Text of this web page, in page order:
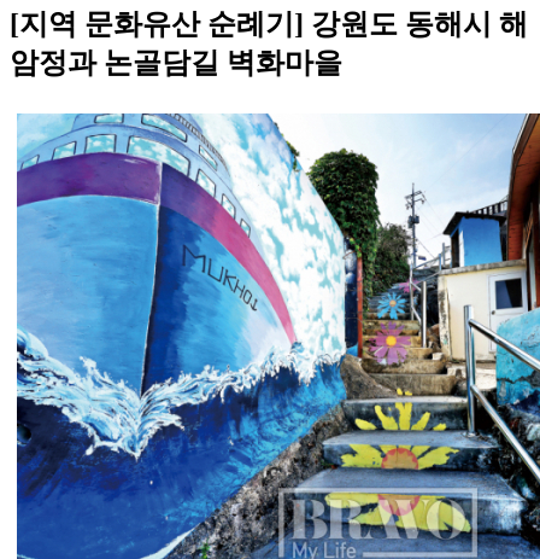
[지역 문화유산 순례기] 강원도 동해시 해
암정과 논골담길 벽화마을